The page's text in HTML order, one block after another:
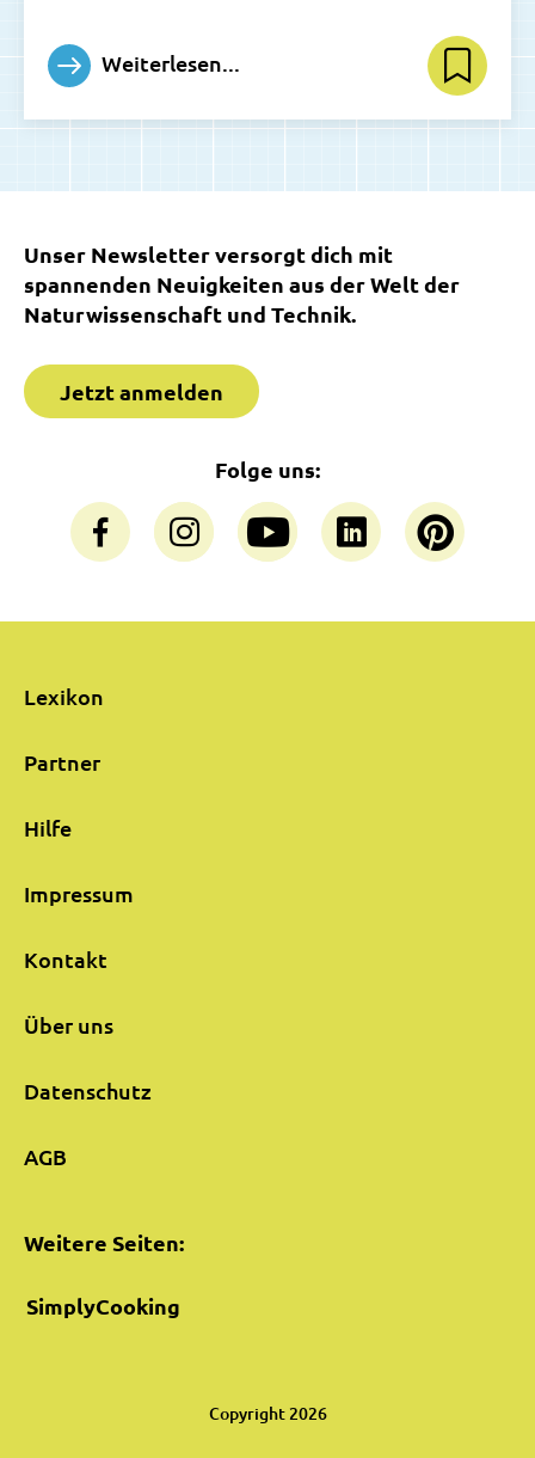
Weiterlesen...
Unser Newsletter versorgt dich mit
spannenden Neuigkeiten aus der Welt der
Naturwissenschaft und Technik.
Jetzt anmelden
Folge uns:
Lexikon
Partner
Hilfe
Impressum
Kontakt
Über uns
Datenschutz
AGB
Weitere Seiten:
SimplyCooking
Copyright 2026